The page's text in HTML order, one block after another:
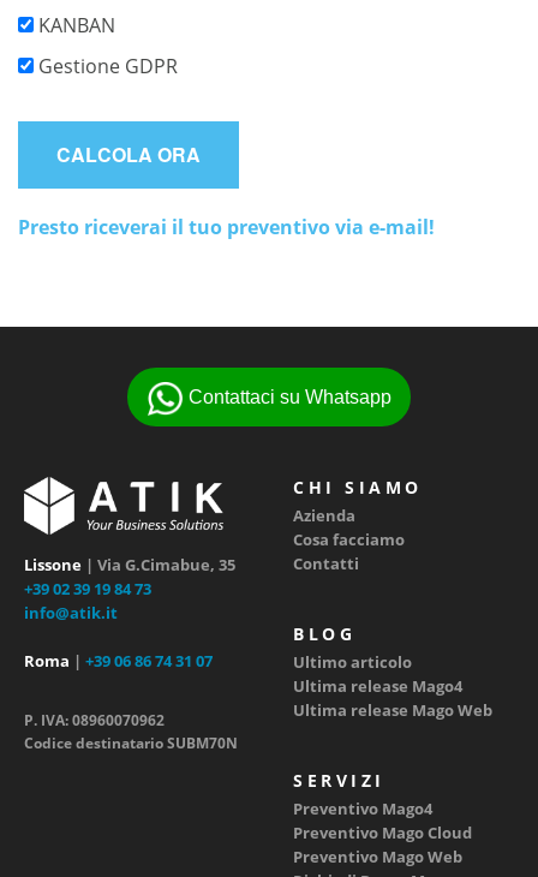
KANBAN
Gestione GDPR
CALCOLA ORA
Presto riceverai il tuo preventivo via e-mail!
Contattaci su Whatsapp
Lissone | Via G.Cimabue, 35
+39 02 39 19 84 73
info@atik.it
Roma | +39 06 86 74 31 07
P. IVA: 08960070962
Codice destinatario SUBM70N
CHI SIAMO
Azienda
Cosa facciamo
Contatti
BLOG
Ultimo articolo
Ultima release Mago4
Ultima release Mago Web
SERVIZI
Preventivo Mago4
Preventivo Mago Cloud
Preventivo Mago Web